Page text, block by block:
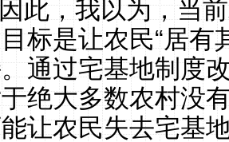
此，我以为，当
标是让农民“居有
通过宅基地制度
绝大多数农村没
让农民失去宅基